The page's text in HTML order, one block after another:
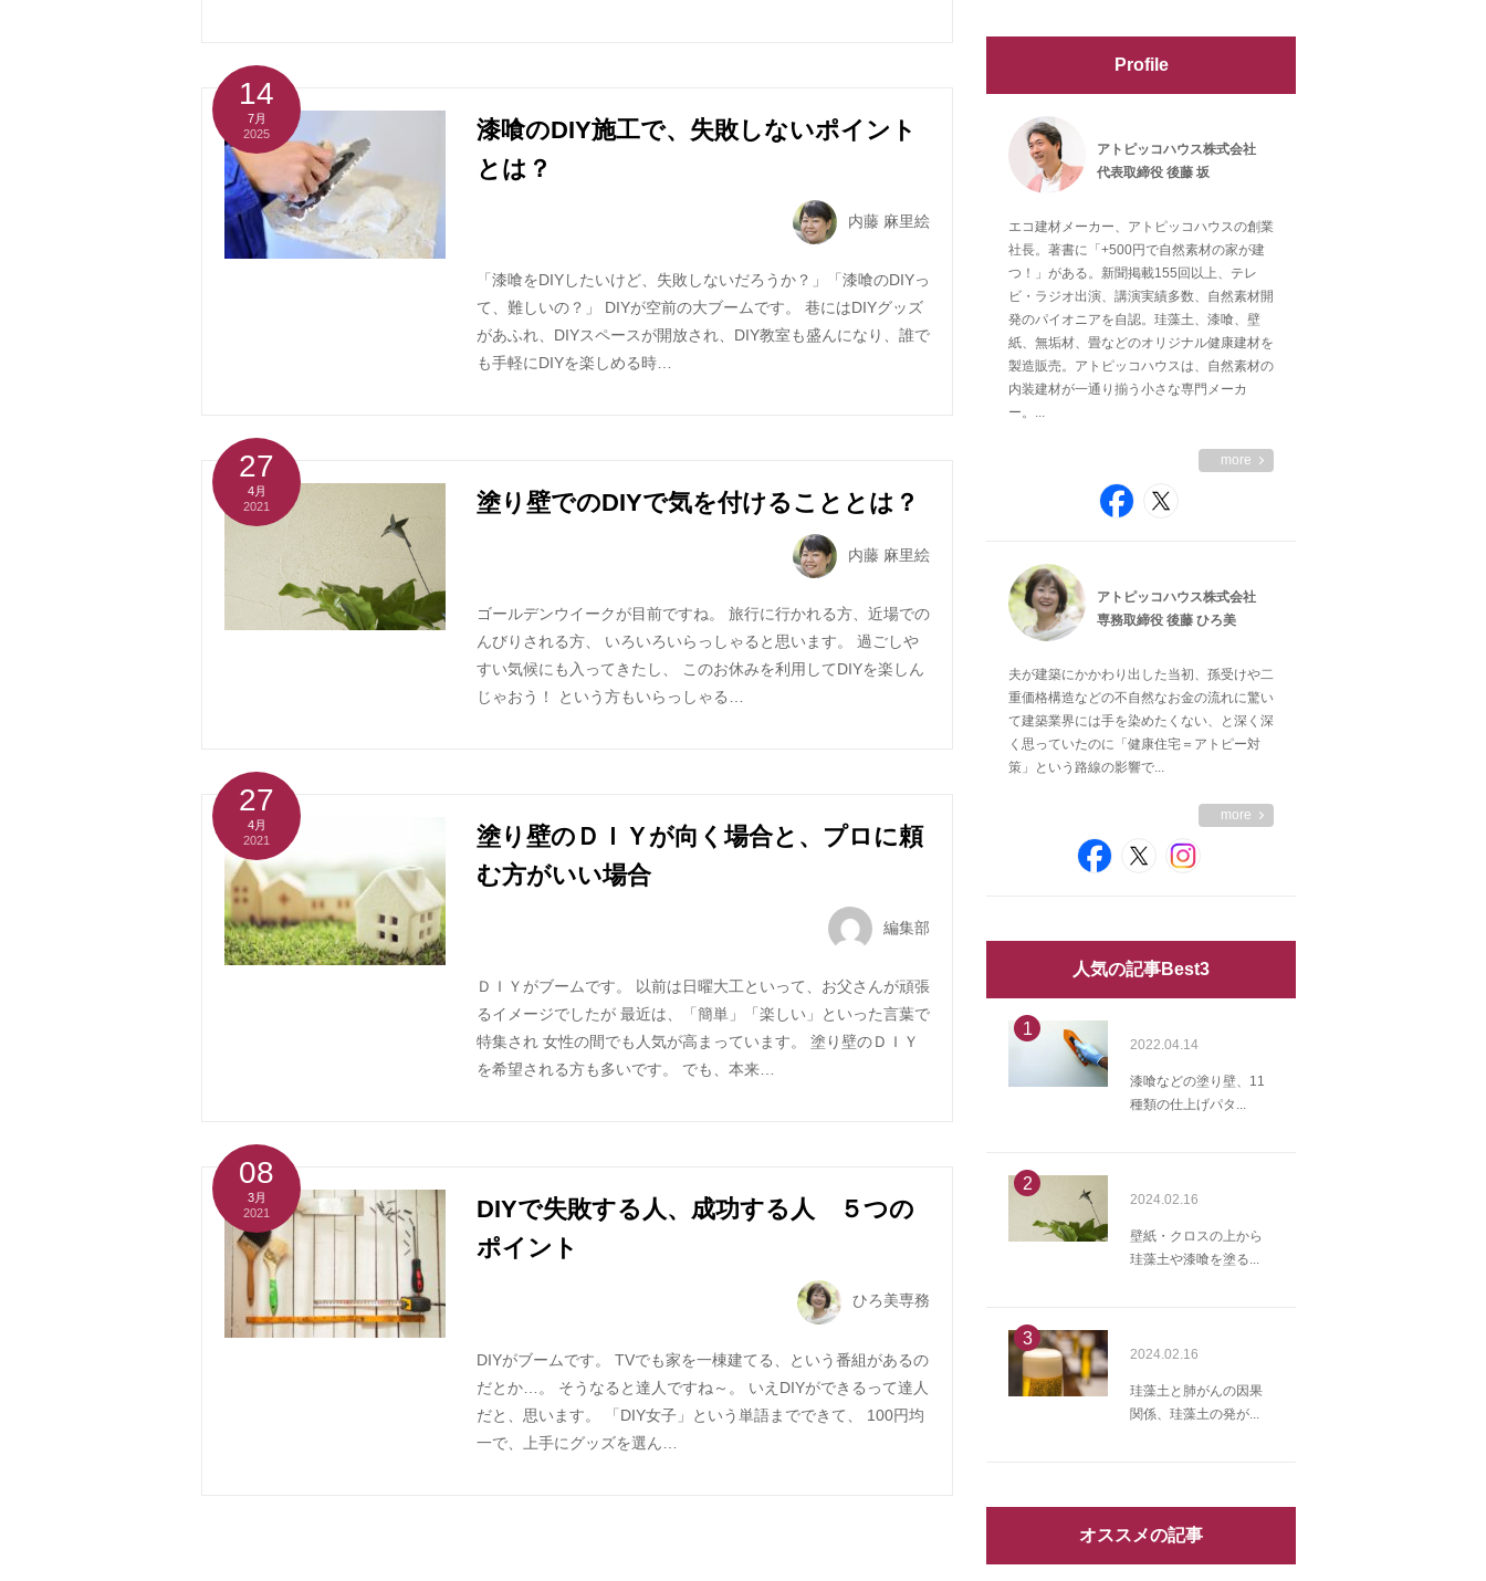
14
7月
2025
漆喰のDIY施工で、失敗しないポイント
とは？
内藤 麻里絵
「漆喰をDIYしたいけど、失敗しないだろうか？」「漆喰のDIYっ
て、難しいの？」 DIYが空前の大ブームです。 巷にはDIYグッズ
があふれ、DIYスペースが開放され、DIY教室も盛んになり、誰で
も手軽にDIYを楽しめる時…
27
4月
2021
塗り壁でのDIYで気を付けることとは？
内藤 麻里絵
ゴールデンウイークが目前ですね。 旅行に行かれる方、近場での
んびりされる方、 いろいろいらっしゃると思います。 過ごしや
すい気候にも入ってきたし、 このお休みを利用してDIYを楽しん
じゃおう！ という方もいらっしゃる…
27
4月
2021
塗り壁のＤＩＹが向く場合と、プロに頼
む方がいい場合
編集部
ＤＩＹがブームです。 以前は日曜大工といって、お父さんが頑張
るイメージでしたが 最近は、「簡単」「楽しい」といった言葉で
特集され 女性の間でも人気が高まっています。 塗り壁のＤＩＹ
を希望される方も多いです。 でも、本来…
08
3月
2021
DIYで失敗する人、成功する人 ５つの
ポイント
ひろ美専務
DIYがブームです。 TVでも家を一棟建てる、という番組があるの
だとか…。 そうなると達人ですね～。 いえDIYができるって達人
だと、思います。 「DIY女子」という単語までできて、 100円均
一で、上手にグッズを選ん…
Profile
アトピッコハウス株式会社
代表取締役 後藤 坂
エコ建材メーカー、アトピッコハウスの創業
社長。著書に「+500円で自然素材の家が建
つ！」がある。新聞掲載155回以上、テレ
ビ・ラジオ出演、講演実績多数、自然素材開
発のパイオニアを自認。珪藻土、漆喰、壁
紙、無垢材、畳などのオリジナル健康建材を
製造販売。アトピッコハウスは、自然素材の
内装建材が一通り揃う小さな専門メーカ
ー。...
more
アトピッコハウス株式会社
専務取締役 後藤 ひろ美
夫が建築にかかわり出した当初、孫受けや二
重価格構造などの不自然なお金の流れに驚い
て建築業界には手を染めたくない、と深く深
く思っていたのに「健康住宅＝アトピー対
策」という路線の影響で...
more
人気の記事Best3
1
2022.04.14
漆喰などの塗り壁、11
種類の仕上げパタ...
2
2024.02.16
壁紙・クロスの上から
珪藻土や漆喰を塗る...
3
2024.02.16
珪藻土と肺がんの因果
関係、珪藻土の発が...
オススメの記事